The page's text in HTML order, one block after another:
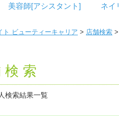
美容師[アシスタント] ネイ
ビューティーキャリア > 店舗検索
検索
検索結果一覧